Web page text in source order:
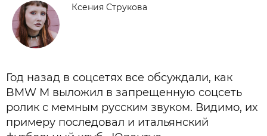
Ксения Струкова
Год назад в соцсетях все обсуждали, как
BMW М выложил в запрещенную соцсеть
ролик с мемным русским звуком. Видимо, их
примеру последовал и итальянский